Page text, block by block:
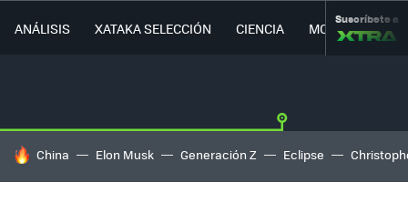
ANÁLISIS XATAKA SELECCIÓN CIENCIA MOVILIDAD
Suscríbete a
HOY SE HABLA DE
China Elon Musk Generación Z Eclipse